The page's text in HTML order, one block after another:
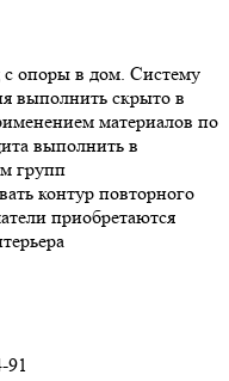
с опоры в дом. Систему
выполнить скрыто в
материалов по
выполнить в
групп
контур повторного
приобретаются